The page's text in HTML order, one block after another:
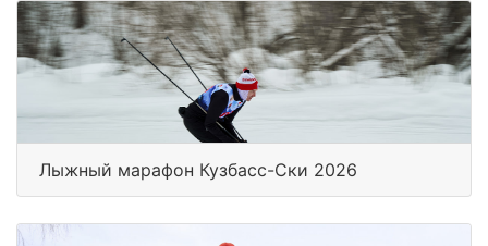
Лыжный марафон Кузбасс-Ски 2026